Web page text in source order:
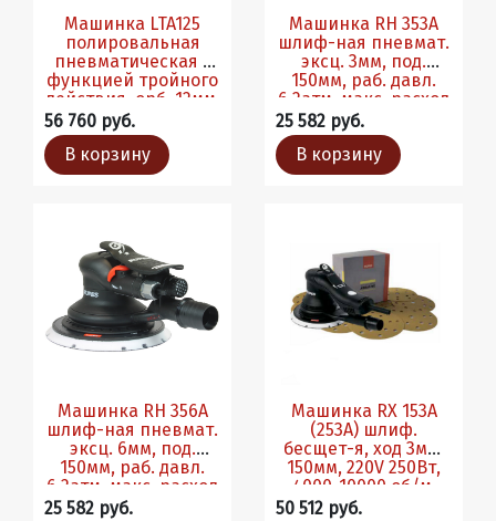
Машинка LTA125
полировальная
пневматическая с
функцией тройного
действия, орб. 12мм,
подош. 125мм
56 760 руб.
В корзину
Машинка RH 353A
шлиф-ная пневмат.
эксц. 3мм, под.
150мм, раб. давл.
6,2атм, макс. расход
340л/мин
25 582 руб.
В корзину
Машинка RH 356A
шлиф-ная пневмат.
эксц. 6мм, под.
150мм, раб. давл.
6,2атм, макс. расход
340л/мин
25 582 руб.
Машинка RX 153A
(253А) шлиф.
бесщет-я, ход 3мм,
150мм, 220V 250Вт,
4000-10000 об/м.
Ком-т абразивов
50 512 руб.